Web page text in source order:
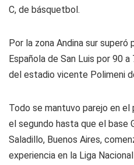
C, de básquetbol.
Por la zona Andina sur superó
Española de San Luis por 90
del estadio vicente Polimeni
Todo se mantuvo parejo en
el segundo hasta que el base
Saladillo, Buenos Aires,
experiencia en la Liga